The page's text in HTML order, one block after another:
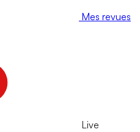
Mes revues
Live